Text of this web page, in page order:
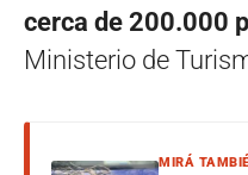
cerca de 200.000
Ministerio de
MIRÁ